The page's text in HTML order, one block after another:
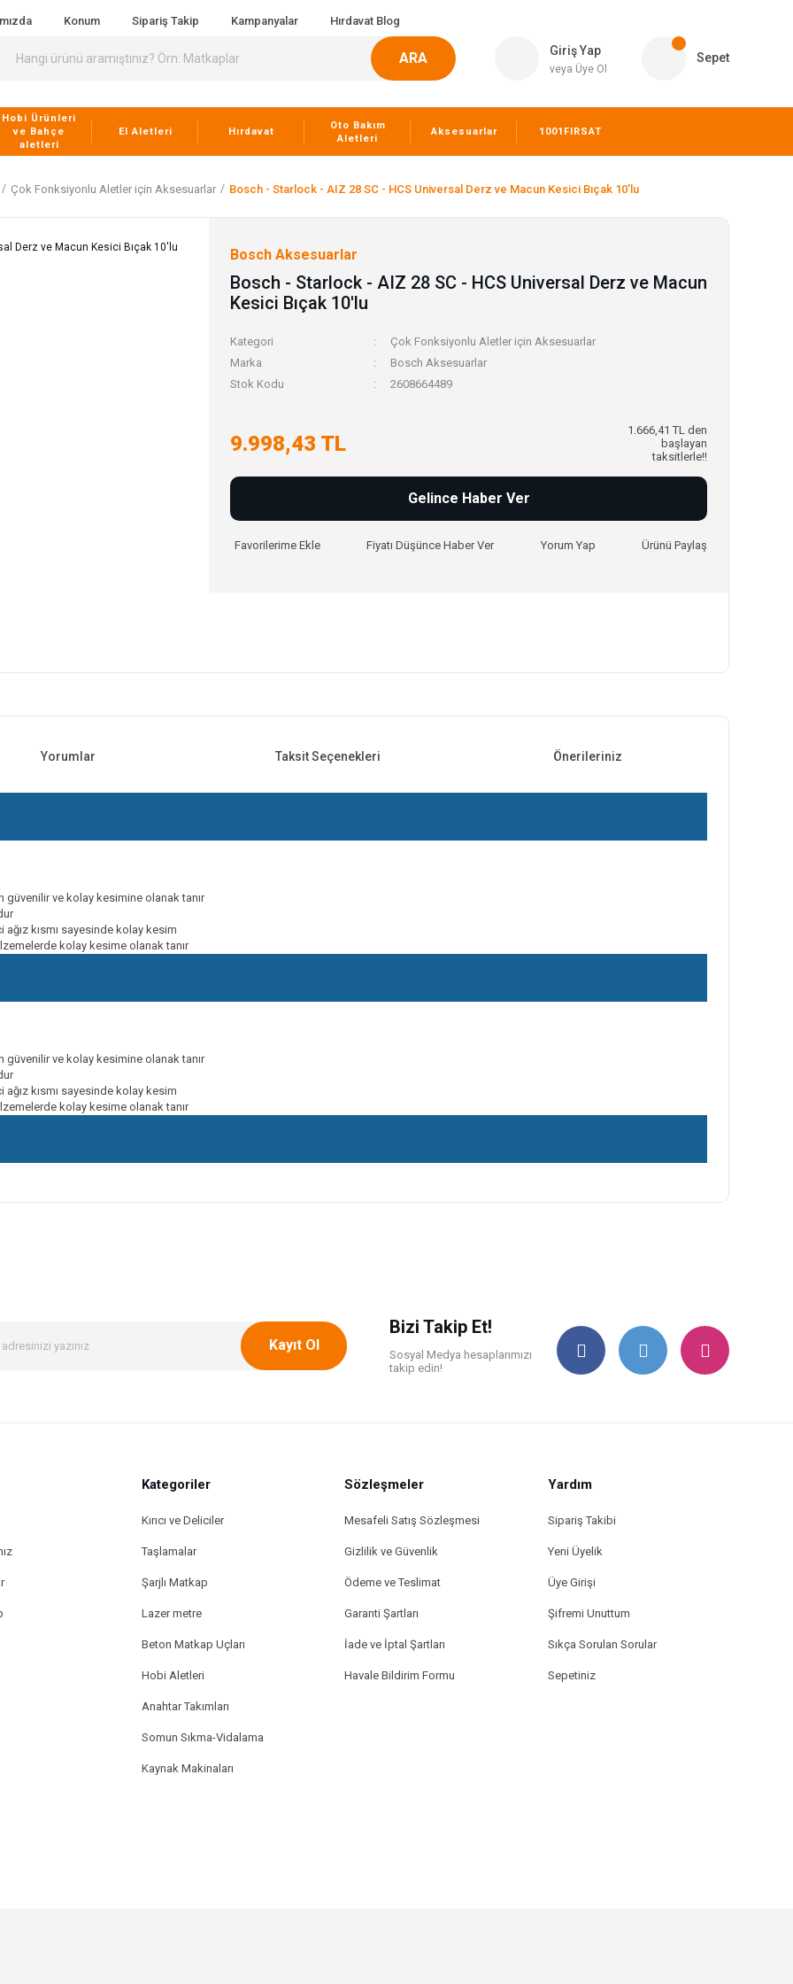
Konum Sipariş Takip Kampanyalar Hırdavat Blog
ARA Giriş Yap
veya Üye Ol
Sepet
Hobi Ürünleri
ve Bahçe
aletleri
El Aletleri Hırdavat
Oto Bakım
Aletleri
Aksesuarlar 1001FIRSAT
Çok Fonksiyonlu Aletler için Aksesuarlar Bosch - Starlock - AIZ 28 SC - HCS Universal Derz ve Macun Kesici Bıçak 10'lu
Bosch Aksesuarlar
Bosch - Starlock - AIZ 28 SC - HCS Universal Derz ve Macun
Kesici Bıçak 10'lu
Kategori
Çok Fonksiyonlu Aletler için Aksesuarlar
Marka
Bosch Aksesuarlar
Stok Kodu
2608664489
9.998,43 TL
1.666,41 TL den
başlayan
taksitlerle!!
Gelince Haber Ver
Fiyatı Düşünce Haber Ver Yorum Yap Ürünü Paylaş
Yorumlar Taksit Seçenekleri Önerileriniz
güvenilir ve kolay kesimine olanak tanır
kısmı sayesinde kolay kesim
kolay kesime olanak tanır
güvenilir ve kolay kesimine olanak tanır
kısmı sayesinde kolay kesim
kolay kesime olanak tanır
yetersiz gördüğünüz noktaları öneri formunu kullanarak tarafımıza iletebilirsiniz.
Gönder
Kayıt Ol
Bizi Takip Et!
Sosyal Medya hesaplarımızı
takip edin!
Kategoriler
Kırıcı ve Deliciler
Taşlamalar
Şarjlı Matkap
Lazer metre
Beton Matkap Uçları
Hobi Aletleri
Anahtar Takımları
Somun Sıkma-Vidalama
Kaynak Makinaları
Sözleşmeler
Mesafeli Satış Sözleşmesi
Gizlilik ve Güvenlik
Ödeme ve Teslimat
Garanti Şartları
İade ve İptal Şartları
Havale Bildirim Formu
Yardım
Sipariş Takibi
Yeni Üyelik
Üye Girişi
Şifremi Unuttum
Sıkça Sorulan Sorular
Sepetiniz